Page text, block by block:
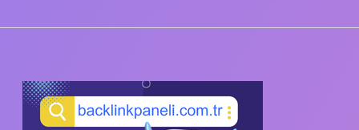
SIDEBAR